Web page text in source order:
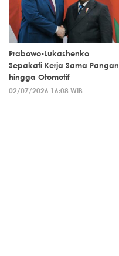
Prabowo-Lukashenko
Sepakati Kerja Sama Pangan
hingga Otomotif
02/07/2026 16:08 WIB